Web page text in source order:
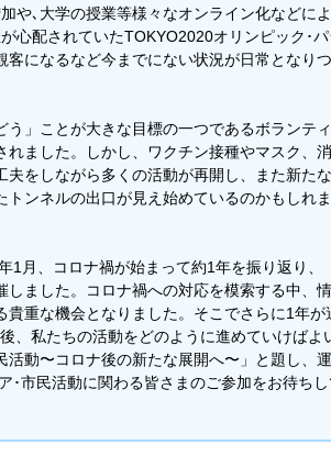
や､大学の授業等様々なオンライン化などに
心配されていたTOKYO2020オリンピック･パ
になるなど今までにない状況が日常となり
」ことが大きな目標の一つであるボランティ
ました。しかし、ワクチン接種やマスク、
をしながら多くの活動が再開し、また新た
ンネルの出口が見え始めているのかもしれ
1月、コロナ禍が始まって約1年を振り返り、
ました。コロナ禍への対応を模索する中、
重な機会となりました。そこでさらに1年が
、私たちの活動をどのように進めていけばよ
動〜コロナ後の新たな展開へ〜」と題し、
･市民活動に関わる皆さまのご参加をお待ちし